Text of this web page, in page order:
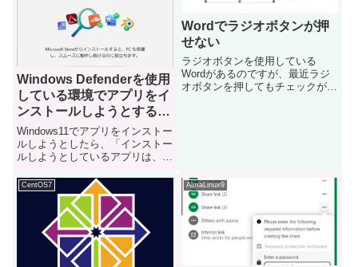
Windows Defenderを使用
している環境でアプリをイ
ンストールしようとする
と、「インストールしよう
としているアプリは、
Microsoft検証済みアプリ
ではありません」と警告が
表示される
Windows11でアプリをインストー
ルしようとしたら、「インストー
ルしようとしているアプリは、
りません」と警告が出てインスト
ールできませんでした
WindowsDefenderを使っている場
合に、Mic...
Wordでラジオボタンが押
せない
ラジオボタンを使用している
Wordがあるのですが、最近ラジ
オボタンを押してもチェックが入
CentOS7 AlmaLinux9